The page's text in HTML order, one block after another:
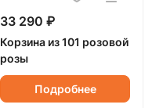
33 290 ₽
Корзина из 101 розовой
розы
Подробнее